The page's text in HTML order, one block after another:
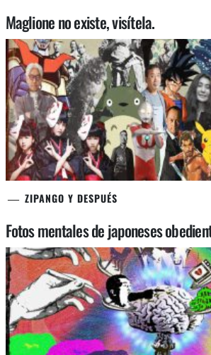
Maglione no existe, visítela.
ZIPANGO Y DESPUÉS
Fotos mentales de japoneses